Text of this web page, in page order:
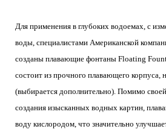
Для применения в глубоких водоемах, с
воды, специалистами Американской
созданы плавающие фонтаны Floating
состоит из прочного плавающего корпуса,
(выбирается дополнительно). Помимо
создания изысканных водных картин,
воду кислородом, что значительно